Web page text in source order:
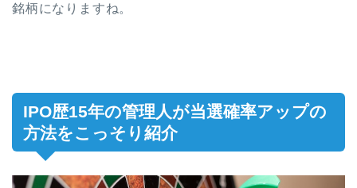
銘柄になりますね。
IPO歴15年の管理人が当選確率アップの
方法をこっそり紹介